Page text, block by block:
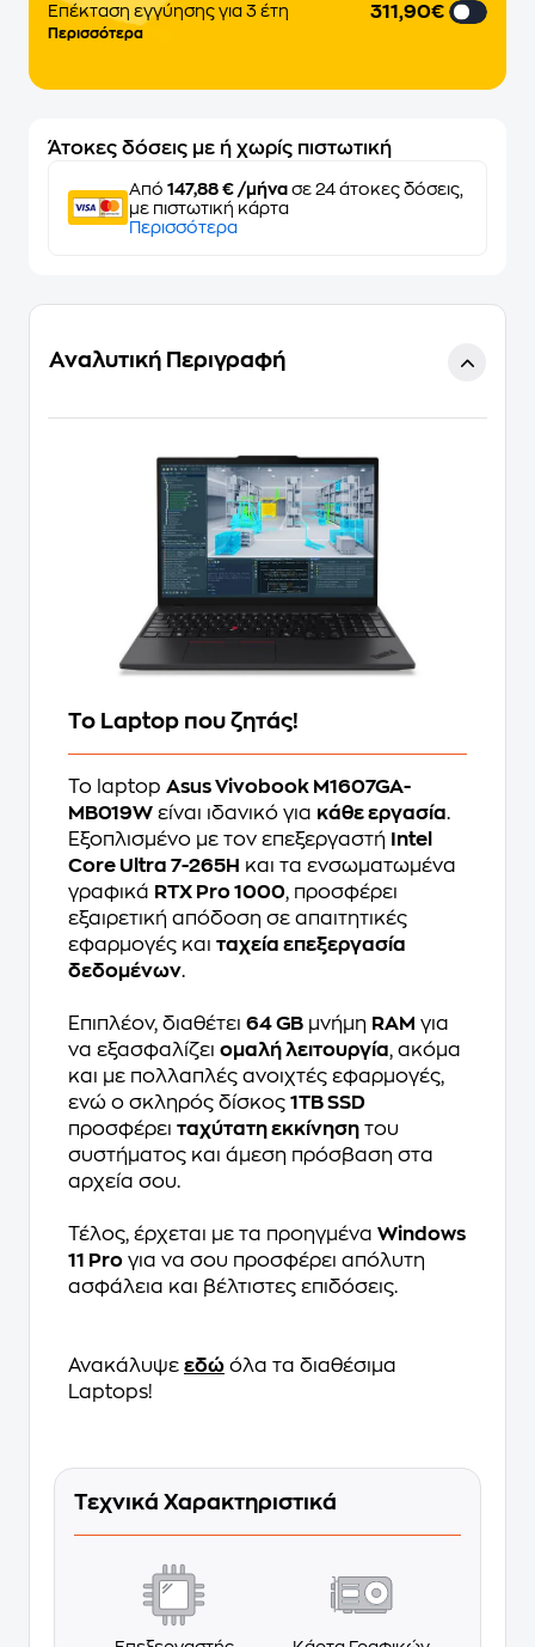
Επέκταση εγγύησης για 3 έτη
Περισσότερα
311,90€
Άτοκες δόσεις με ή χωρίς πιστωτική
Από 147,88 € /μήνα σε 24 άτοκες δόσεις,
με πιστωτική κάρτα
Περισσότερα
Αναλυτική Περιγραφή
Το Laptop που ζητάς!
Το laptop Asus Vivobook M1607GA-
MB019W είναι ιδανικό για κάθε εργασία.
Εξοπλισμένο με τον επεξεργαστή
Intel
Core Ultra 7-265H και τα ενσωματωμένα
γραφικά RTX Pro 1000, προσφέρει
εξαιρετική απόδοση σε απαιτητικές
εφαρμογές και ταχεία επεξεργασία
δεδομένων.
Επιπλέον, διαθέτει 64 GB μνήμη RAM για
να εξασφαλίζει ομαλή λειτουργία, ακόμα
και με πολλαπλές ανοιχτές εφαρμογές,
ενώ ο σκληρός δίσκος 1TB SSD
προσφέρει ταχύτατη εκκίνηση του
συστήματος και άμεση πρόσβαση στα
αρχεία σου.
Τέλος, έρχεται με τα προηγμένα Windows
11 Pro για να σου προσφέρει απόλυτη
ασφάλεια και βέλτιστες επιδόσεις.
Ανακάλυψε εδώ όλα τα διαθέσιμα
Laptops!
Τεχνικά Χαρακτηριστικά